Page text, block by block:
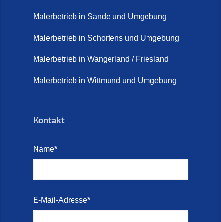
Malerbetrieb in Sande und Umgebung
Malerbetrieb in Schortens und Umgebung
Malerbetrieb in Wangerland / Friesland
Malerbetrieb in Wittmund und Umgebung
Kontakt
Name*
E-Mail-Adresse*